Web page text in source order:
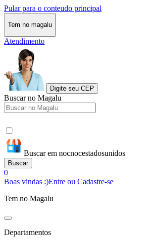
Pular para o conteudo principal
Tem no magalu
Atendimento
Digite seu CEP
Buscar no Magalu
Buscar em nocnocestadosunidos
Buscar
0
Boas vindas :)Entre ou Cadastre-se
Tem no Magalu
Departamentos